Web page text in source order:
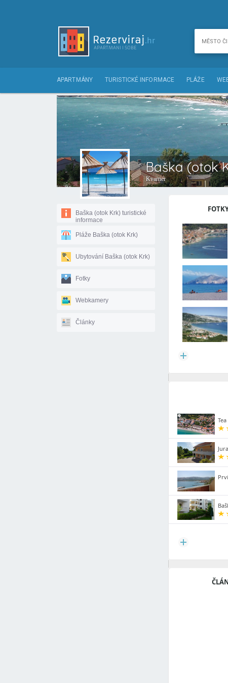
APARTMÁNY TURISTICKÉ INFORMACE PLÁŽE
Baška (otok
Kvarner
Baška (otok Krk) turistické
informace
Pláže Baška (otok Krk)
Ubytování Baška (otok Krk)
Fotky
Webkamery
Články
Tea